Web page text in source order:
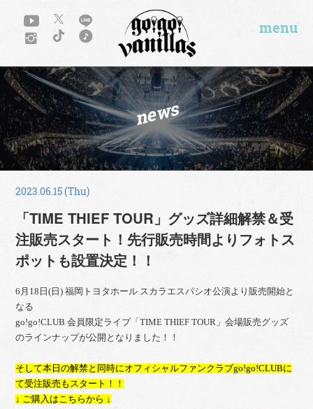
menu
news
2023.06.15 (Thu)
「TIME THIEF TOUR」グッズ詳細解禁＆受
注販売スタート！先行販売時間よりフォトス
ポットも設置決定！！
6月18日(日) 福岡トヨタホール スカラエスパシオ公演より販売開始と
なる
go!go!CLUB 会員限定ライブ「TIME THIEF TOUR」会場販売グッズ
のラインナップが公開となりました！！
そして本日の解禁と同時にオフィシャルファンクラブgo!go!CLUBに
て受注販売もスタート！！
↓ ご購入はこちらから ↓